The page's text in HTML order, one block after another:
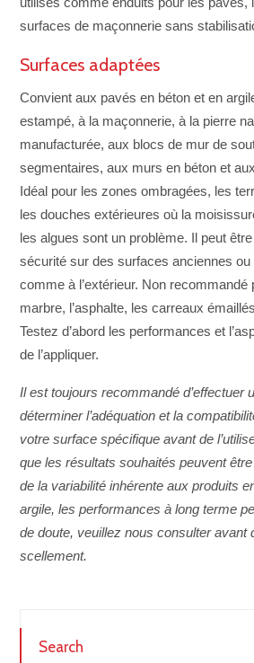
surfaces de maçonnerie sans
Surfaces adaptées
Convient aux pavés en béton et en
estampé, à la maçonnerie, à la pierre
manufacturée, aux blocs de mur de
segmentaires, aux murs en béton et
Idéal pour les zones ombragées, les
les douches extérieures où la
les algues sont un problème. Il peut
sécurité sur des surfaces anciennes ou
comme à l’extérieur. Non recommandé
marbre, l’asphalte, les carreaux
Testez d’abord les performances et
de l’appliquer.
Il est toujours recommandé d’effectuer
déterminer l’adéquation et la
votre surface spécifique avant de
que les résultats souhaités peuvent
de la variabilité inhérente aux produits
argile, les performances à long terme
de doute, veuillez nous consulter avant
scellement.
Search